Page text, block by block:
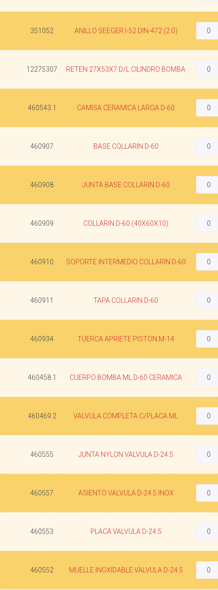
351052 ANILLO SEEGER I-52 DIN-472 (2.0)
12275307 RETEN 27X53X7 D/L CILINDRO BOMBA
460543.1 CAMISA CERAMICA LARGA D-60
460907 BASE COLLARIN D-60
460908 JUNTA BASE COLLARIN D-60
460909 COLLARIN D-60 (40X60X10)
460910 SOPORTE INTERMEDIO COLLARIN D-60
460911 TAPA COLLARIN D-60
460934 TUERCA APRIETE PISTON M-14
460458.1 CUERPO BOMBA ML D-60 CERAMICA
460469.2 VALVULA COMPLETA C/PLACA ML
460555 JUNTA NYLON VALVULA D-24.5
460557 ASIENTO VALVULA D-24.5 INOX
460553 PLACA VALVULA D-24.5
460552 MUELLE INOXIDABLE VALVULA D-24.5